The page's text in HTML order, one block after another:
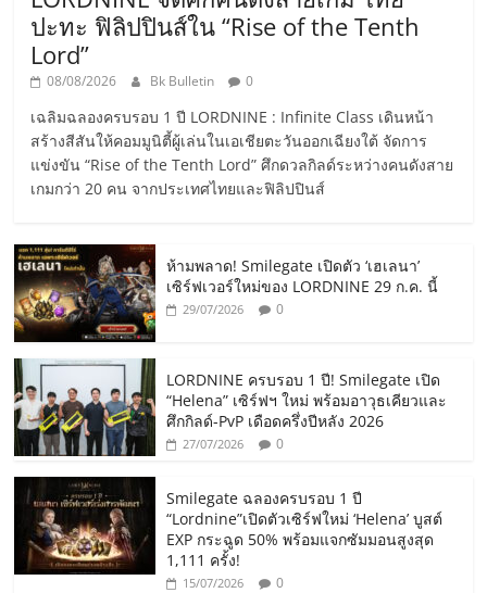
ปะทะ ฟิลิปปินส์ใน “Rise of the Tenth
Lord”
08/08/2026 Bk Bulletin 0
เฉลิมฉลองครบรอบ 1 ปี LORDNINE : Infinite Class เดินหน้า
สร้างสีสันให้คอมมูนิตี้ผู้เล่นในเอเชียตะวันออกเฉียงใต้ จัดการ
แข่งขัน “Rise of the Tenth Lord” ศึกดวลกิลด์ระหว่างคนดังสาย
เกมกว่า 20 คน จากประเทศไทยและฟิลิปปินส์
ห้ามพลาด! Smilegate เปิดตัว ‘เฮเลนา’
เซิร์ฟเวอร์ใหม่ของ LORDNINE 29 ก.ค. นี้
29/07/2026 0
LORDNINE ครบรอบ 1 ปี! Smilegate เปิด
“Helena” เซิร์ฟฯ ใหม่ พร้อมอาวุธเคียวและ
ศึกกิลด์-PvP เดือดครึ่งปีหลัง 2026
27/07/2026 0
Smilegate ฉลองครบรอบ 1 ปี
“Lordnine”เปิดตัวเซิร์ฟใหม่ ‘Helena’ บูสต์
EXP กระฉูด 50% พร้อมแจกซัมมอนสูงสุด
1,111 ครั้ง!
15/07/2026 0